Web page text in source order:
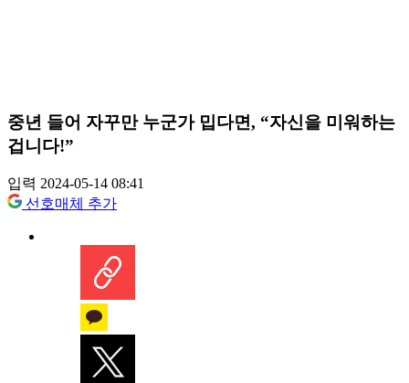
중년 들어 자꾸만 누군가 밉다면, “자신을 미워하는
겁니다!”
입력 2024-05-14 08:41
선호매체 추가